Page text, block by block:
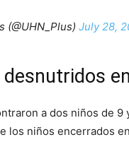
(@UHN_Plus) July 28,
a dos niños de 9
los niños encerrados